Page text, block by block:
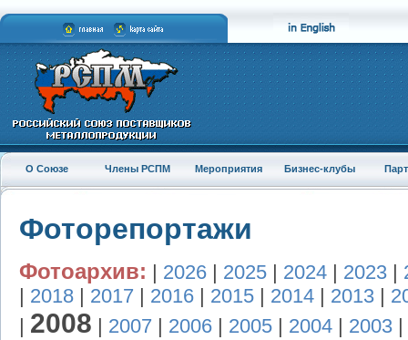
О Союзе Члены РСПМ Мероприятия Бизнес-клубы
Фоторепортажи
Фотоархив: 2026 2025 2024 2023
2018 2017 2016 2015 2014 2013
2008 2007 2006 2005 2004 2003